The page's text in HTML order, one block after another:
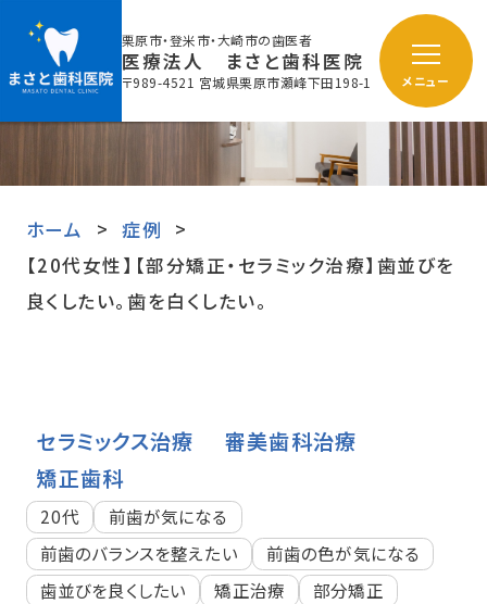
栗原市・登米市・大崎市の歯医者
医療法人 まさと歯科医院
〒989-4521 宮城県栗原市瀬峰下田198-1 メニュー
ホーム
症例
【20代女性】【部分矯正・セラミック治療】歯並びを
良くしたい。歯を白くしたい。
セラミックス治療
審美歯科治療
矯正歯科
20代
前歯が気になる
前歯のバランスを整えたい
前歯の色が気になる
歯並びを良くしたい
矯正治療
部分矯正